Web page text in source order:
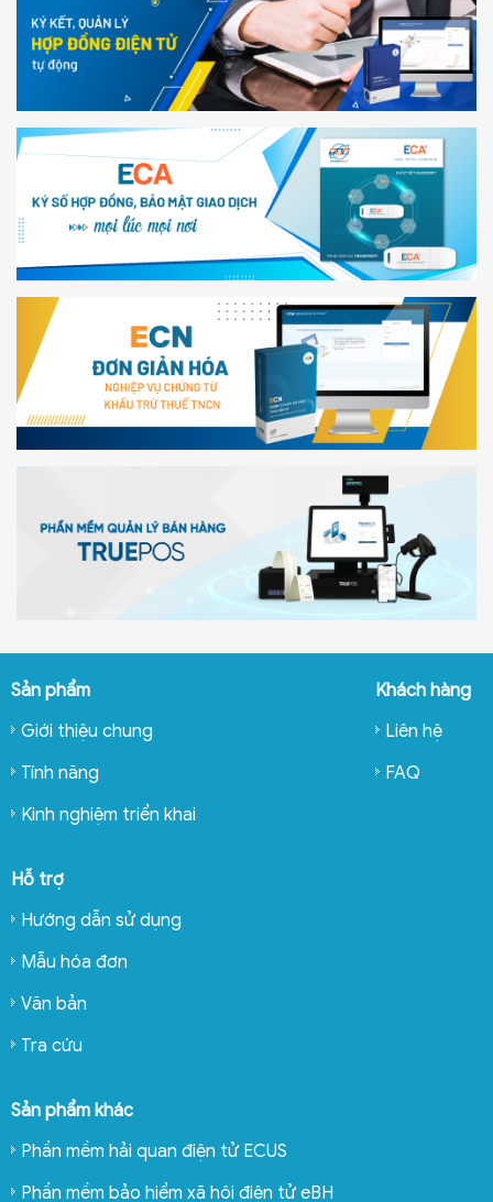
Sản phẩm
Giới thiệu chung
Tính năng
Kinh nghiệm triển khai
Khách hàng
Liên hệ
FAQ
Hỗ trợ
Hướng dẫn sử dụng
Mẫu hóa đơn
Văn bản
Tra cứu
Sản phẩm khác
Phần mềm hải quan điện tử ECUS
Phần mềm bảo hiểm xã hội điện tử eBH